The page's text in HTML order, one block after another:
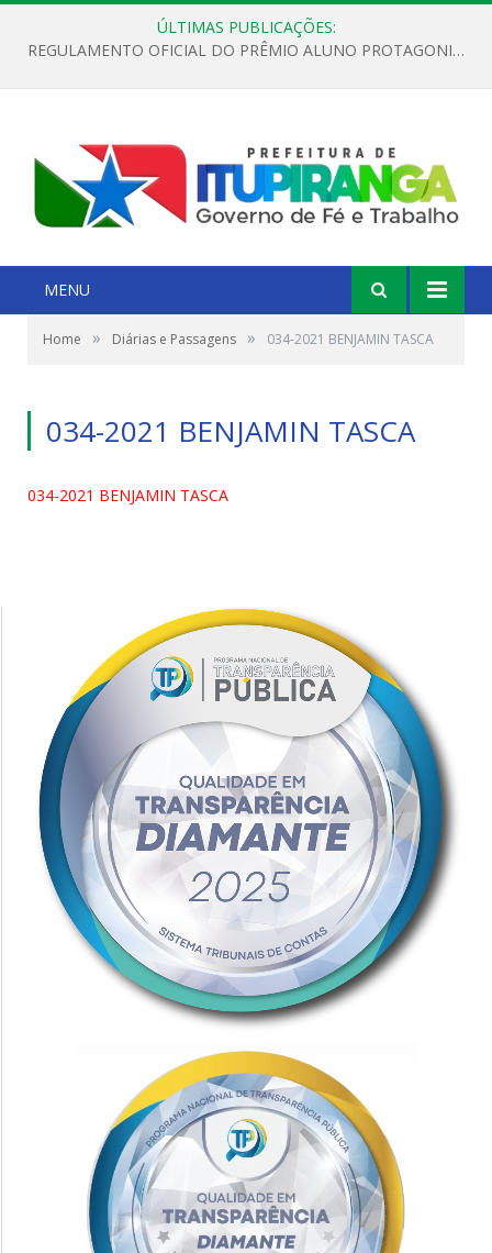
ÚLTIMAS PUBLICAÇÕES:
REGULAMENTO OFICIAL DO PRÊMIO ALUNO PROTAGONISTA – EDIÇÃO 2026
MENU
Home » Diárias e Passagens » 034-2021 BENJAMIN TASCA
034-2021 BENJAMIN TASCA
034-2021 BENJAMIN TASCA